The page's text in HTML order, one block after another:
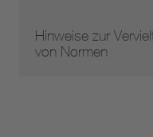
Hinweise zur
von Normen